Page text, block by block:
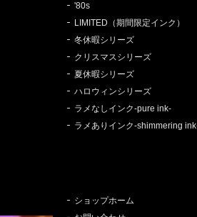
'80s
LIMITED（期間限定インク）
冬休暇シリーズ
クリスマスシリーズ
夏休暇シリーズ
ハロウィンシリーズ
ラメなしインク-pure ink-
ラメありインク-shimmering
ショップホーム